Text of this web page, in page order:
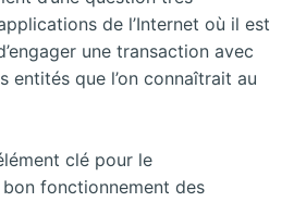
de l’Internet où il est
une transaction avec
entités que l’on connaîtrait au
clé pour le
fonctionnement des